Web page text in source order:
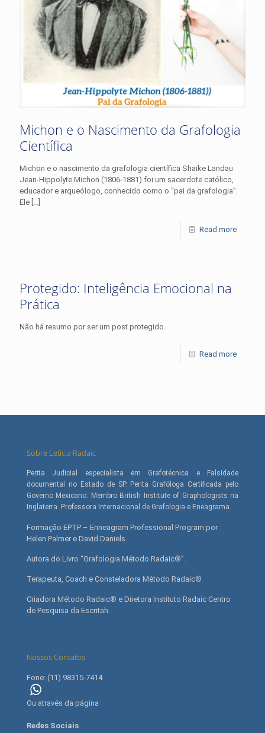
Michon e o Nascimento da Grafologia
Científica
Michon e o nascimento da grafologia científica Shaike Landau
Jean-Hippolyte Michon (1806-1881) foi um sacerdote católico,
educador e arqueólogo, conhecido como o “pai da grafologia”.
Ele […]
Read more
Protegido: Inteligência Emocional na
Prática
Não há resumo por ser um post protegido.
Read more
Sobre Letícia Radaic
Perita Judicial especialista em Grafotécnica e Falsidade
documental no Estado de SP. Perita Grafóloga Certificada pelo
Governo Mexicano. Membro British Institute of Graphologists na
Inglaterra. Professora Internacional de Grafologia e Eneagrama.
Formação EPTP – Enneagram Professional Program por
Helen Palmer e David Daniels.
Autora do Livro “Grafologia Método Radaic®”.
Terapeuta, Coach e Consteladora Método Radaic®
Criadora Método Radaic® e Diretora Instituto Radaic Centro
de Pesquisa da Escritah.
Nossos Contatos
Fone: (11) 98315-7414
Ou através da página
Redes Sociais